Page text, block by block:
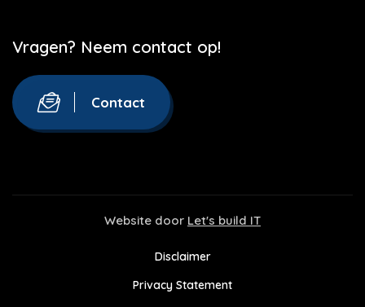
Vragen? Neem contact op!
Contact
Website door Let's build IT
Disclaimer
Privacy Statement